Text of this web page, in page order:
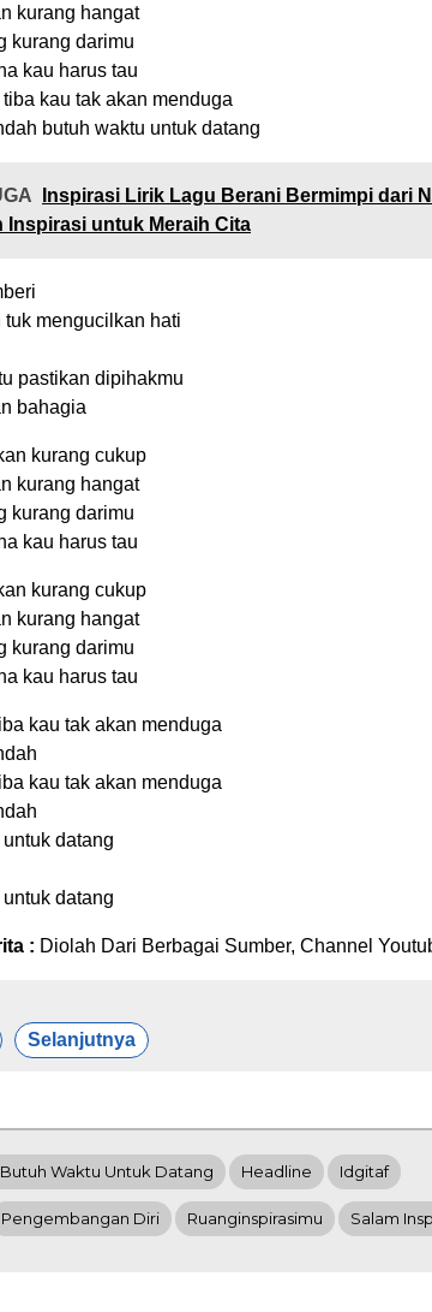
kurang hangat
kurang darimu
kau harus tau
kau tak akan menduga
butuh waktu untuk datang
Inspirasi Lirik Lagu Berani Bermimpi dari
Inspirasi untuk Meraih Cita
tuk mengucilkan hati
pastikan dipihakmu
bahagia
kurang cukup
kurang hangat
kurang darimu
kau harus tau
kurang cukup
kurang hangat
kurang darimu
kau harus tau
kau tak akan menduga
kau tak akan menduga
datang
datang
: Diolah Dari Berbagai Sumber, Channel
Selanjutnya
Waktu Untuk Datang Headline Idgitaf
Pengembangan Diri Ruanginspirasimu Salam